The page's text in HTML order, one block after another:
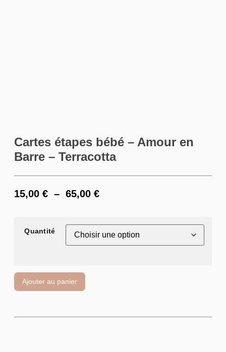
Cartes étapes bébé – Amour en
Barre – Terracotta
15,00 € – 65,00 €
Quantité
Ajouter au panier